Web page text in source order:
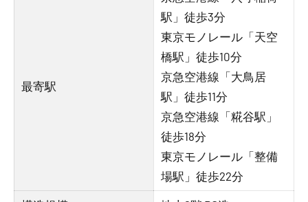
最寄駅
駅」徒歩3分
東京モノレール「天空
橋駅」徒歩10分
京急空港線「大鳥居
駅」徒歩11分
京急空港線「糀谷駅」
徒歩18分
東京モノレール「整備
場駅」徒歩22分